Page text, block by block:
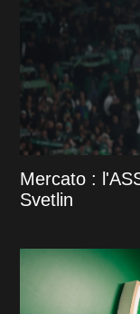
Mercato :
Svetlin